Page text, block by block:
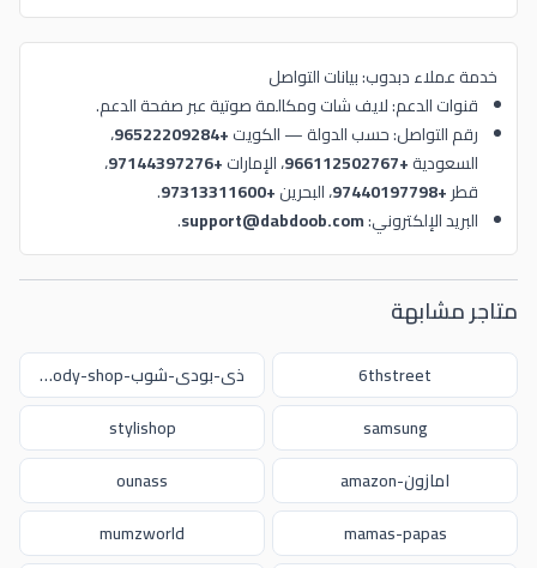
خدمة عملاء دبدوب: بيانات التواصل
قنوات الدعم: لايف شات ومكالمة صوتية عبر صفحة الدعم.
رقم التواصل: حسب الدولة — الكويت+96522209284
،
السعودية+966112502767 ، الإمارات+97144397276
،
قطر+97440197798 ، البحرين+97313311600
.
البريد الإلكتروني:support@dabdoob.com
.
متاجر مشابهة
6thstreet
ذي-بودي-شوب-the-body-shop
samsung
stylishop
امازون-amazon
ounass
mamas-papas
mumzworld